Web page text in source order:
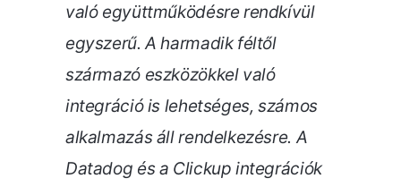
való együttműködésre rendkívül
egyszerű. A harmadik féltől
származó eszközökkel való
integráció is lehetséges, számos
alkalmazás áll rendelkezésre. A
Datadog és a Clickup integrációk